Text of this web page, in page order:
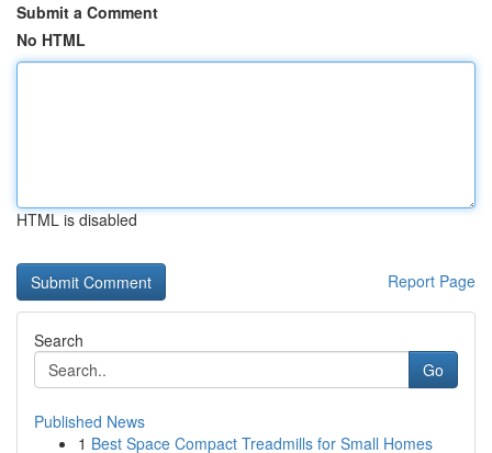
Submit a Comment
No HTML
HTML is disabled
Report Page
Search
Go
Published News
1 Best Space Compact Treadmills for Small Homes